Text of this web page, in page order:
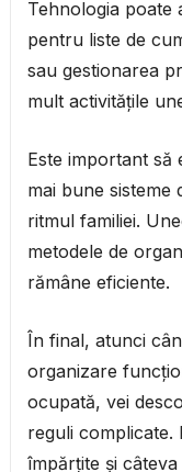
Tehnologia poate
pentru liste de
sau gestionarea
mult activitățile
Este important să
mai bune sisteme
ritmul familiei.
metodele de
rămâne eficiente.
În final, atunci
organizare
ocupată, vei
reguli complicate.
împărțite și